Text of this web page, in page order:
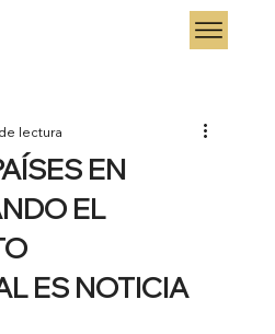
EN
EL
ES NOTICIA
lectura